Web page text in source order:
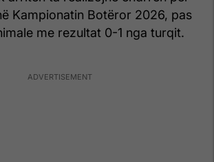
Kampionatin Botëror 2026, pas
me rezultat 0-1 nga turqit.